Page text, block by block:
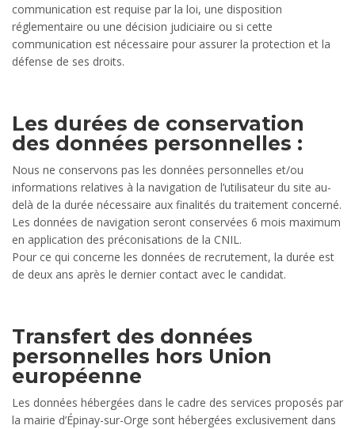
communication est requise par la loi, une disposition
réglementaire ou une décision judiciaire ou si cette
communication est nécessaire pour assurer la protection et la
défense de ses droits.
Les durées de conservation
des données personnelles :
Nous ne conservons pas les données personnelles et/ou
informations relatives à la navigation de l’utilisateur du site au-
delà de la durée nécessaire aux finalités du traitement concerné.
Les données de navigation seront conservées 6 mois maximum
en application des préconisations de la CNIL.
Pour ce qui concerne les données de recrutement, la durée est
de deux ans après le dernier contact avec le candidat.
Transfert des données
personnelles hors Union
européenne
Les données hébergées dans le cadre des services proposés par
la mairie d’Épinay-sur-Orge sont hébergées exclusivement dans